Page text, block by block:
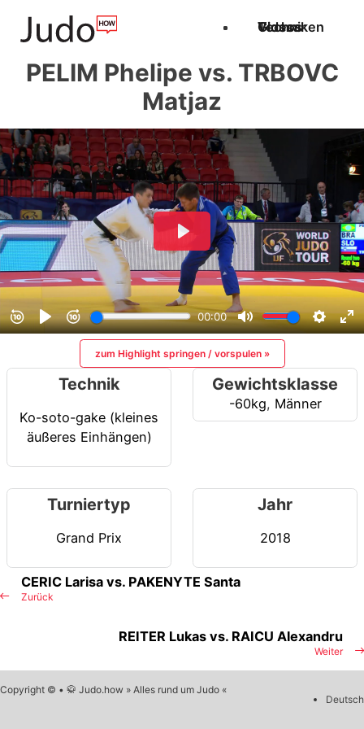
Techniken
Videos
Glossar
PELIM Phelipe vs. TRBOVC
Matjaz
zum Highlight springen / vorspulen »
Technik
Ko-soto-gake (kleines
äußeres Einhängen)
Gewichtsklasse
-60kg, Männer
Turniertyp
Grand Prix
Jahr
2018
Zurück
CERIC Larisa vs. PAKENYTE Santa
Weiter
REITER Lukas vs. RAICU Alexandru
Copyright © • 🥋 Judo.how » Alles rund um Judo «
Deutsch